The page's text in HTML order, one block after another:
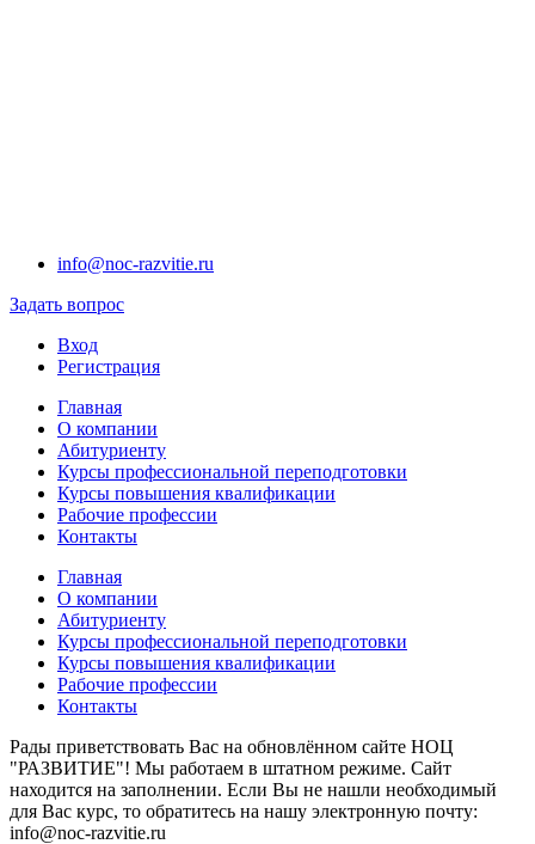
info@noc-razvitie.ru
Задать вопрос
Вход
Регистрация
Главная
О компании
Абитуриенту
Курсы профессиональной переподготовки
Курсы повышения квалификации
Рабочие профессии
Контакты
Главная
О компании
Абитуриенту
Курсы профессиональной переподготовки
Курсы повышения квалификации
Рабочие профессии
Контакты
Рады приветствовать Вас на обновлённом сайте НОЦ
"РАЗВИТИЕ"! Мы работаем в штатном режиме. Сайт
находится на заполнении. Если Вы не нашли необходимый
для Вас курс, то обратитесь на нашу электронную почту:
info@noc-razvitie.ru